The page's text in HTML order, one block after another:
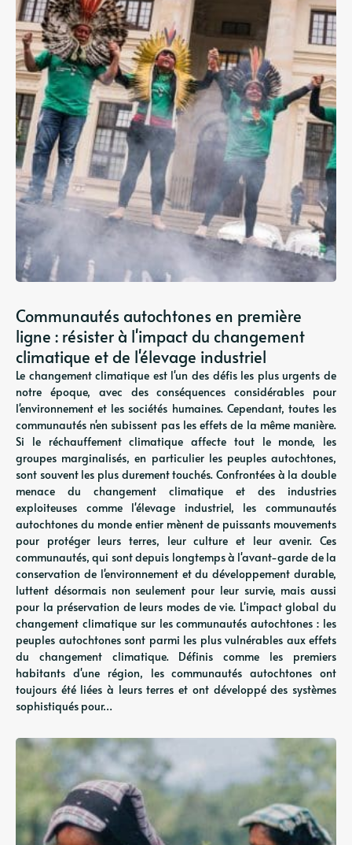
Communautés autochtones en première
ligne : résister à l'impact du changement
climatique et de l'élevage industriel
Le changement climatique est l'un des défis les plus urgents de
notre époque, avec des conséquences considérables pour
l'environnement et les sociétés humaines. Cependant, toutes les
communautés n'en subissent pas les effets de la même manière.
Si le réchauffement climatique affecte tout le monde, les
groupes marginalisés, en particulier les peuples autochtones,
sont souvent les plus durement touchés. Confrontées à la double
menace du changement climatique et des industries
exploiteuses comme l'élevage industriel, les communautés
autochtones du monde entier mènent de puissants mouvements
pour protéger leurs terres, leur culture et leur avenir. Ces
communautés, qui sont depuis longtemps à l'avant-garde de la
conservation de l'environnement et du développement durable,
luttent désormais non seulement pour leur survie, mais aussi
pour la préservation de leurs modes de vie. L'impact global du
changement climatique sur les communautés autochtones : les
peuples autochtones sont parmi les plus vulnérables aux effets
du changement climatique. Définis comme les premiers
habitants d'une région, les communautés autochtones ont
toujours été liées à leurs terres et ont développé des systèmes
sophistiqués pour…